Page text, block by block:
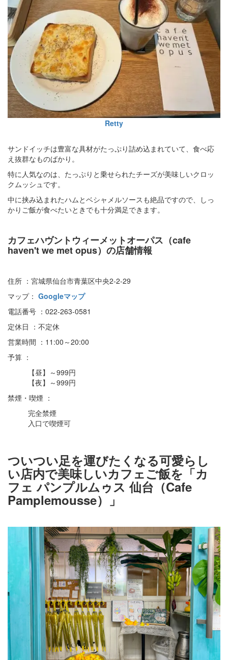
Retty
サンドイッチは豊富な具材がたっぷり詰め込まれていて、食べ応
え抜群なものばかり。
特に人気なのは、たっぷりと乗せられたチーズが美味しいクロッ
クムッシュです。
中に挟み込まれたハムとベシャメルソースも絶品ですので、しっ
かりご飯が食べたいときでも十分満足できます。
カフェハヴントウィーメットオーパス（cafe
haven't we met opus）の店舗情報
住所 ：宮城県仙台市青葉区中央2-2-29
マップ： Googleマップ
電話番号 ：022-263-0581
定休日 ：不定休
営業時間 ：11:00～20:00
予算 ：
【昼】～999円
【夜】～999円
禁煙・喫煙 ：
完全禁煙
入口で喫煙可
ついつい足を運びたくなる可愛らし
い店内で美味しいカフェご飯を「カ
フェ パンプルムゥス 仙台（Cafe
Pamplemousse）」